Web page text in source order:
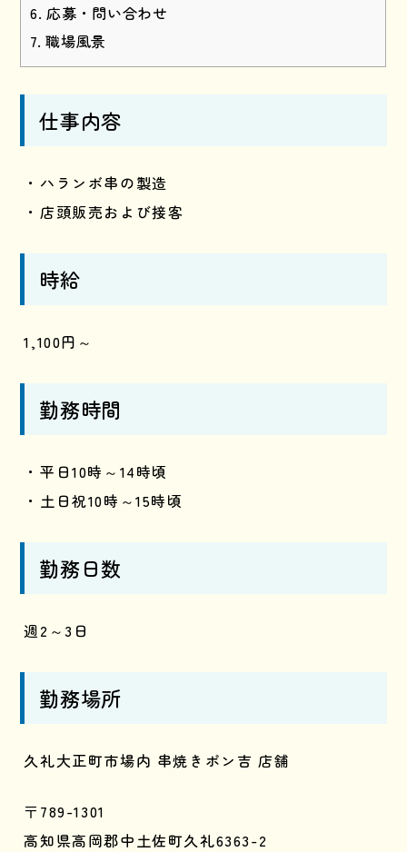
応募・問い合わせ
職場風景
仕事内容
・ハランボ串の製造
・店頭販売および接客
時給
1,100円～
勤務時間
・平日10時～14時頃
・土日祝10時～15時頃
勤務日数
週2～3日
勤務場所
久礼大正町市場内 串焼きポン吉 店舗
〒789-1301
高知県高岡郡中土佐町久礼6363-2